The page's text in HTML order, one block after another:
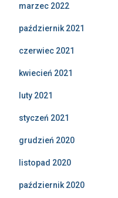
marzec 2022
październik 2021
czerwiec 2021
kwiecień 2021
luty 2021
styczeń 2021
grudzień 2020
listopad 2020
październik 2020